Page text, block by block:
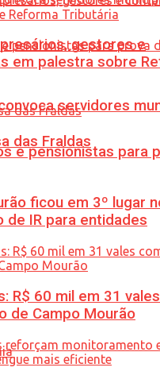
servidores
e pensionistas para
gestores e
em palestra sobre
das Fraldas
ficou em 3º lugar
de IR para entidades
R$ 60 mil em 31
de Campo Mourão